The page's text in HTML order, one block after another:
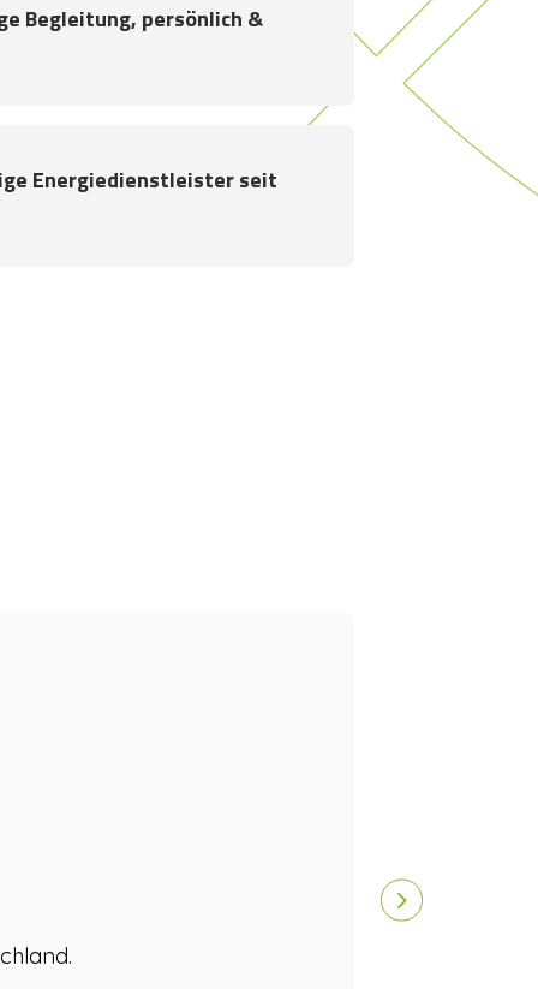
Begleitung, persönlich &
Energiedienstleister seit